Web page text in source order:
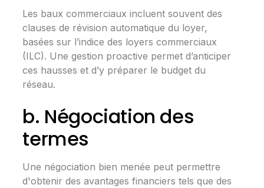
Les baux commerciaux incluent souvent des
clauses de révision automatique du loyer,
basées sur l’indice des loyers commerciaux
(ILC). Une gestion proactive permet d’anticiper
ces hausses et d’y préparer le budget du
réseau.
b. Négociation des
termes
Une négociation bien menée peut permettre
d'obtenir des avantages financiers tels que des